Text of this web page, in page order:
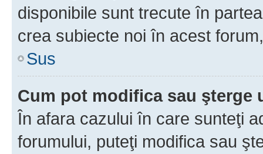
disponibile sunt trecute în
crea subiecte noi în acest
Sus
Cum pot modifica sau şterge
În afara cazului în care sunteţi
forumului, puteţi modifica sau